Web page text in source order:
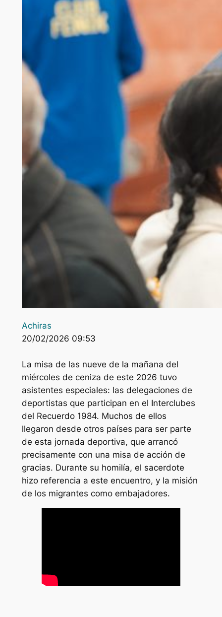
Achiras
20/02/2026 09:53
La misa de las nueve de la mañana del
miércoles de ceniza de este 2026 tuvo
asistentes especiales: las delegaciones de
deportistas que participan en el Interclubes
del Recuerdo 1984. Muchos de ellos
llegaron desde otros países para ser parte
de esta jornada deportiva, que arrancó
precisamente con una misa de acción de
gracias. Durante su homilía, el sacerdote
hizo referencia a este encuentro, y la misión
de los migrantes como embajadores.